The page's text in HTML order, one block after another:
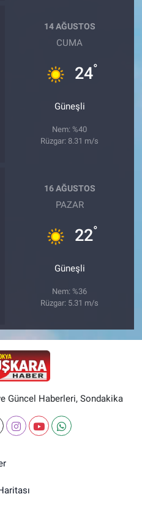
14 AĞUSTOS
CUMA
24°
Güneşli
Nem: %40
Rüzgar: 8.31 m/s
16 AĞUSTOS
PAZAR
22°
Güneşli
Nem: %36
Rüzgar: 5.31 m/s
Güncel Haberleri, Sondakika